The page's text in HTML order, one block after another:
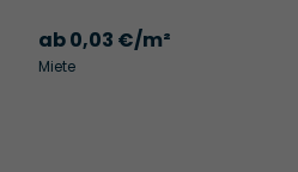
ab 0,03 €/m²
Miete